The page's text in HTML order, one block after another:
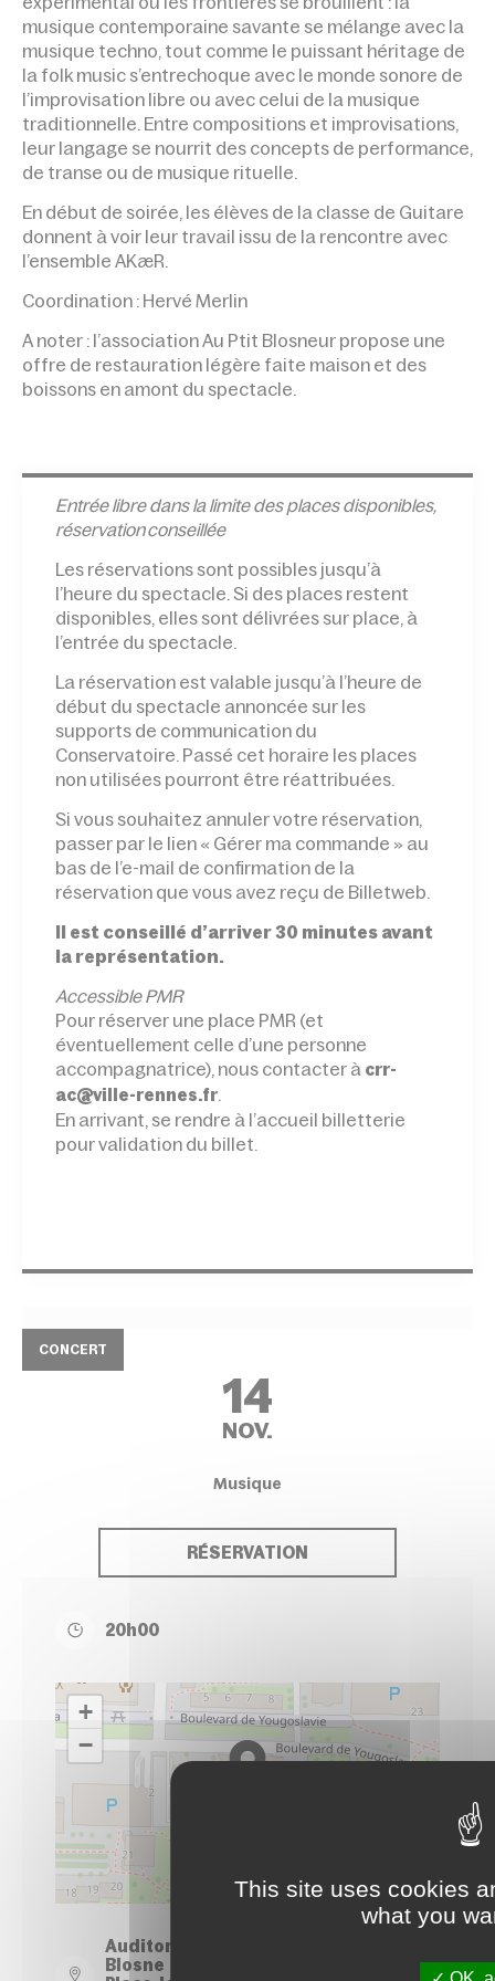
musique contemporaine savante se mélange avec la
musique techno, tout comme le puissant héritage de
la folk music s’entre­choque avec le monde sonore de
l’impro­visation libre ou avec celui de la musique
traditionnelle. Entre compositions et improvisations,
leur langage se nourrit des concepts de performance,
de transe ou de musique rituelle.
En début de soirée, les élèves de la classe de Guitare
donnent à voir leur travail issu de la rencontre avec
l’ensemble AKæR.
Coordination : Hervé Merlin
A noter : l’association Au Ptit Blosneur propose une
offre de restauration légère faite maison et des
boissons en amont du spectacle.
Entrée libre dans la limite des places disponibles,
réservation conseillée
Les réservations sont possibles jusqu’à
l’heure du spectacle. Si des places restent
disponibles, elles sont délivrées sur place, à
l’entrée du spectacle.
La réservation est valable jusqu’à l’heure de
début du spectacle annoncée sur les
supports de communication du
Conservatoire. Passé cet horaire les places
non utilisées pourront être réattribuées.
Si vous souhaitez annuler votre réservation,
passer par le lien « Gérer ma commande » au
bas de l’e-mail de confirmation de la
réservation que vous avez reçu de Billetweb.
Il est conseillé d’arriver 30 minutes avant
la représentation.
Accessible PMR
Pour réserver une place PMR (et
éventuellement celle d’une personne
accompagnatrice), nous contacter à crr-
ac@ville-rennes.fr
En arrivant, se rendre à l’accueil billetterie
pour validation du billet.
CONCERT
14
NOV.
Musique
RÉSERVATION
20h00
+
−
Leaflet| © OpenStreetMapcontributors
Auditorium du Conservatoire - Site
Blosne
This site uses cookies
what you